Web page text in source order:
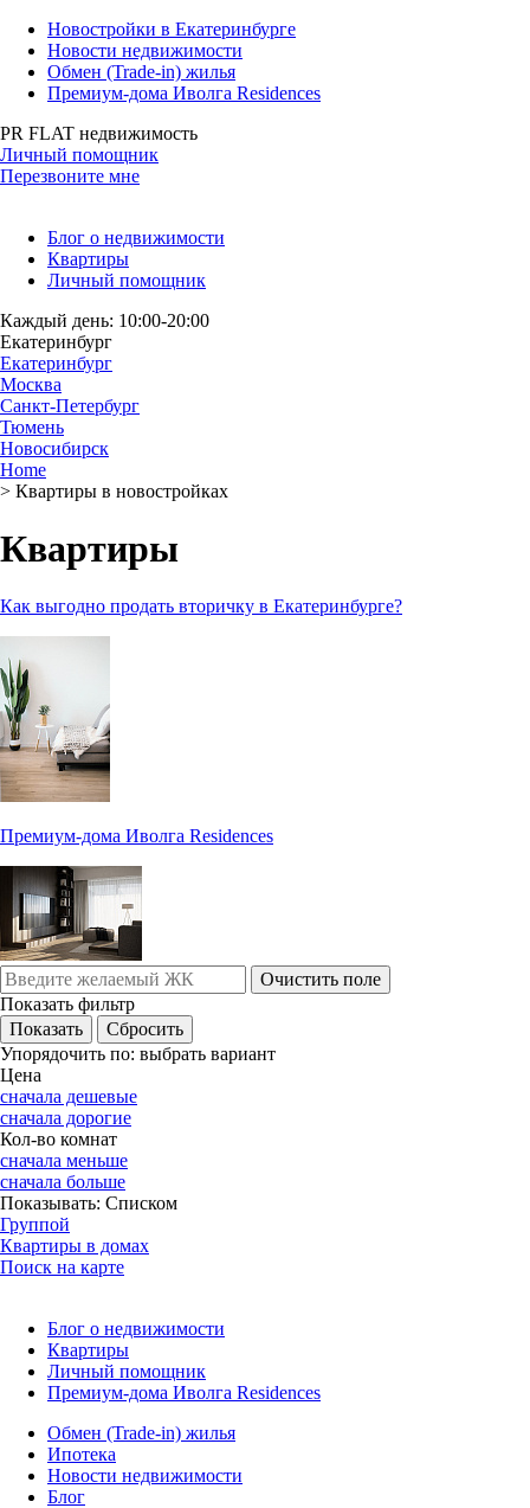
Новостройки в Екатеринбурге
Новости недвижимости
Обмен (Trade-in) жилья
Премиум-дома Иволга Residences
PR FLAT недвижимость
Личный помощник
Перезвоните мне
Блог о недвижимости
Квартиры
Личный помощник
Каждый день: 10:00-20:00
Екатеринбург
Екатеринбург
Москва
Санкт-Петербург
Тюмень
Новосибирск
Home
> Квартиры в новостройках
Квартиры
Как выгодно продать вторичку в Екатеринбурге?
Премиум-дома Иволга Residences
Очистить поле
Показать фильтр
Упорядочить по: выбрать вариант
Цена
сначала дешевые
сначала дорогие
Кол-во комнат
сначала меньше
сначала больше
Показывать: Списком
Группой
Квартиры в домах
Поиск на карте
Блог о недвижимости
Квартиры
Личный помощник
Премиум-дома Иволга Residences
Обмен (Trade-in) жилья
Ипотека
Новости недвижимости
Блог